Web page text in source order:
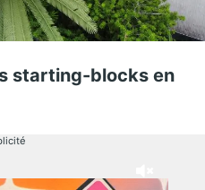
starting-blocks en